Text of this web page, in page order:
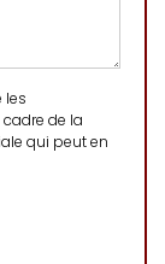
les
de la
qui peut en